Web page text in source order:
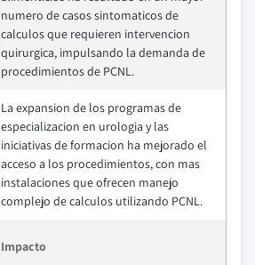
numero de casos sintomaticos de
calculos que requieren intervencion
quirurgica, impulsando la demanda de
procedimientos de PCNL.
La expansion de los programas de
especializacion en urologia y las
iniciativas de formacion ha mejorado el
acceso a los procedimientos, con mas
instalaciones que ofrecen manejo
complejo de calculos utilizando PCNL.
Impacto